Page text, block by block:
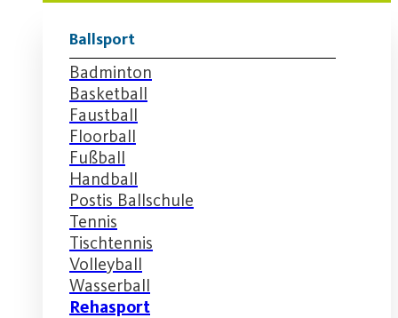
Ballsport
Badminton
Basketball
Faustball
Floorball
Fußball
Handball
Postis Ballschule
Tennis
Tischtennis
Volleyball
Wasserball
Rehasport